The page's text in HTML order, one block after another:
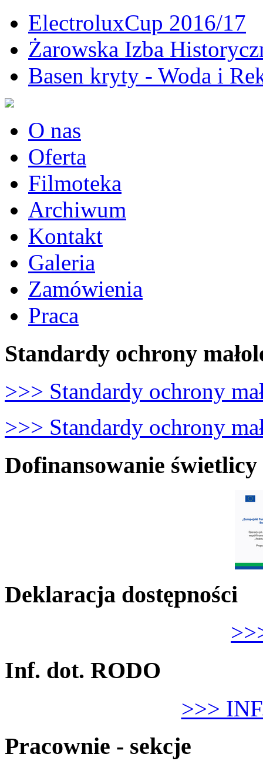
ElectroluxCup 2016/17
Żarowska Izba
Basen kryty - Woda i
O nas
Oferta
Filmoteka
Archiwum
Kontakt
Galeria
Zamówienia
Praca
Standardy ochrony
>>> Standardy ochrony
>>> Standardy ochrony
Dofinansowanie świetlicy
Deklaracja dostępności
Inf. dot. RODO
>>>
Pracownie - sekcje